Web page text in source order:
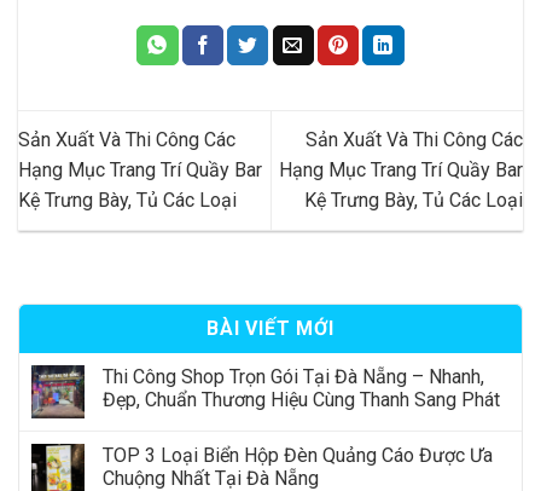
Sản Xuất Và Thi Công Các
Hạng Mục Trang Trí Quầy Bar
Kệ Trưng Bày, Tủ Các Loại
Sản Xuất Và Thi Công Các
Hạng Mục Trang Trí Quầy Bar
Kệ Trưng Bày, Tủ Các Loại
BÀI VIẾT MỚI
Thi Công Shop Trọn Gói Tại Đà Nẵng – Nhanh,
Đẹp, Chuẩn Thương Hiệu Cùng Thanh Sang Phát
TOP 3 Loại Biển Hộp Đèn Quảng Cáo Được Ưa
Chuộng Nhất Tại Đà Nẵng